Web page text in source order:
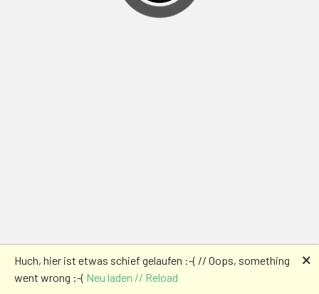
Huch, hier ist etwas schief gelaufen :-( // Oops, something
went wrong :-( Neu laden // Reload
🗙